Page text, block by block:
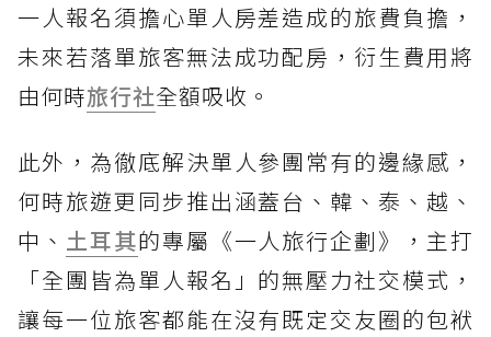
一人報名須擔心單人房差造成的旅費負擔，
未來若落單旅客無法成功配房，衍生費用將
由何時旅行社全額吸收。
此外，為徹底解決單人參團常有的邊緣感，
何時旅遊更同步推出涵蓋台、韓、泰、越、
中、 土耳其的專屬《一人旅行企劃》，主打
「全團皆為單人報名」的無壓力社交模式，
讓每一位旅客都能在沒有既定交友圈的包袱